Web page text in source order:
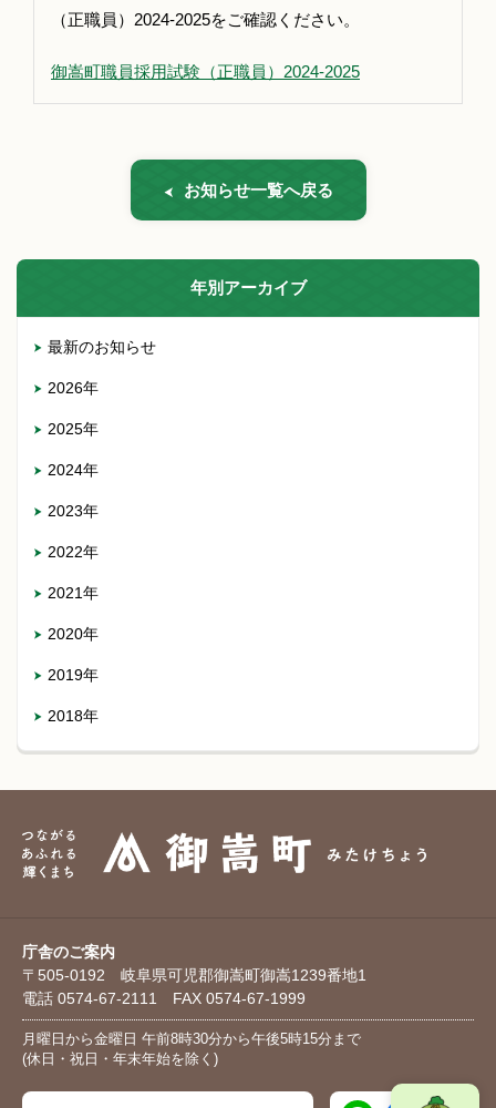
（正職員）2024-2025をご確認ください。
御嵩町職員採用試験（正職員）2024-2025
お知らせ一覧へ戻る
年別アーカイブ
最新のお知らせ
2026年
2025年
2024年
2023年
2022年
2021年
2020年
2019年
2018年
庁舎のご案内
〒505-0192 岐阜県可児郡御嵩町御嵩1239番地1
電話 0574-67-2111 FAX 0574-67-1999
月曜日から金曜日 午前8時30分から午後5時15分まで
(休日・祝日・年末年始を除く)